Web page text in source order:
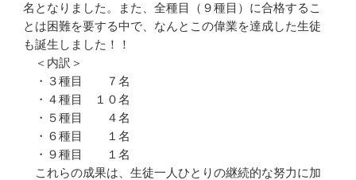
名となりました。また、全種目（９種目）に合格するこ
とは困難を要する中で、なんとこの偉業を達成した生徒
も誕生しました！！
＜内訳＞
・３種目 ７名
・４種目 １０名
・５種目 ４名
・６種目 １名
・９種目 １名
これらの成果は、生徒一人ひとりの継続的な努力に加